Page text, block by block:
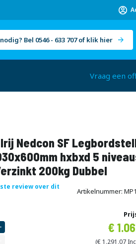
Bel 0546 - 633 707 of klik hier
Vraag een
Nedcon SF
hxbxd 5
200kg Dubbel
review over dit
Artikelnummer
1.291,07